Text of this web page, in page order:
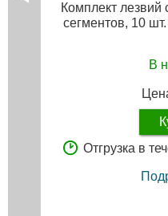
Комплект
сегментов, 10
В
Отгрузка в